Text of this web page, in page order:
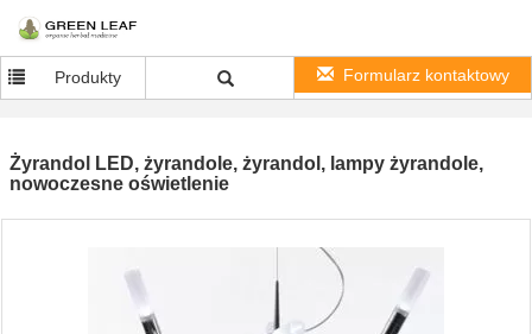
Produkty Formularz kontaktowy
Żyrandol LED, żyrandole, żyrandol, lampy żyrandole,
nowoczesne oświetlenie